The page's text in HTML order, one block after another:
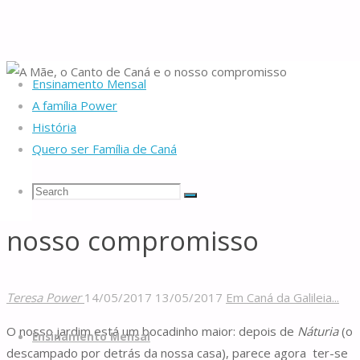
Ensinamento Mensal
A família Power
História
Quero ser Família de Caná
Search
Search
for:
Search
Famílias
Caná
to
Ensinamento Mensal
Home
Da nascente Em Caná da Galileia...
nosso compromisso
A Mãe, o Canto de Caná e o
nosso compromisso
Teresa Power 14/05/2017 13/05/2017 Em Caná da Galileia...
O nosso jardim está um bocadinho maior: depois de Náturia(o
descampado por detrás da nossa casa), parece agora ter-se